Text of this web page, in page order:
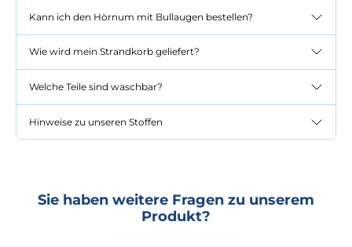
Kann ich den Hörnum mit Bullaugen bestellen?
Wie wird mein Strandkorb geliefert?
Welche Teile sind waschbar?
Hinweise zu unseren Stoffen
Sie haben weitere Fragen zu unserem
Produkt?